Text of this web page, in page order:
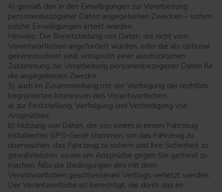
4) gemäß den in den Einwilligungen zur Verarbeitung
personenbezogener Daten angegebenen Zwecken – sofern
solche Einwilligungen erteilt wurden.
Hinweis: Die Bereitstellung von Daten, die nicht vom
Verantwortlichen angefordert wurden, oder die als optional
gekennzeichnet sind, entspricht einer ausdrücklichen
Zustimmung zur Verarbeitung personenbezogener Daten für
die angegebenen Zwecke.
5) auch im Zusammenhang mit der Verfolgung der rechtlich
begründeten Interessen des Verantwortlichen:
a) zur Feststellung, Verfolgung und Verteidigung von
Ansprüchen;
b) Nutzung von Daten, die von einem in einem Fahrzeug
installierten GPS-Gerät stammen, um das Fahrzeug zu
überwachen, das Fahrzeug zu sichern und Ihre Sicherheit zu
gewährleisten, sowie um Ansprüche gegen Sie geltend zu
machen, falls die Bedingungen des mit dem
Verantwortlichen geschlossenen Vertrags verletzt werden.
Der Verantwortliche ist berechtigt, die durch das im